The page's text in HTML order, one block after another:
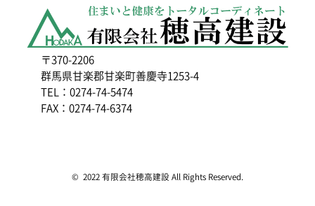
〒370-2206
群馬県甘楽郡甘楽町善慶寺1253-4
TEL：0274-74-5474
FAX：0274-74-6374
© 2022 有限会社穂高建設 All Rights Reserved.